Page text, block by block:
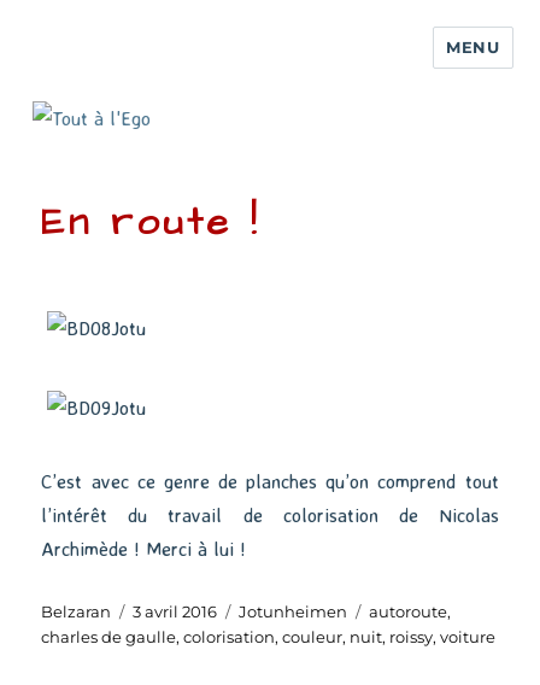
MENU
En route !
C’est avec ce genre de planches qu’on comprend tout
l’intérêt du travail de colorisation de Nicolas
Archimède ! Merci à lui !
Auteur
Belzaran
Publié
le
3 avril 2016 Catégories
Jotunheimen Étiquettes
autoroute,
charles de gaulle,colorisation,couleur, nuit, roissy,voiture